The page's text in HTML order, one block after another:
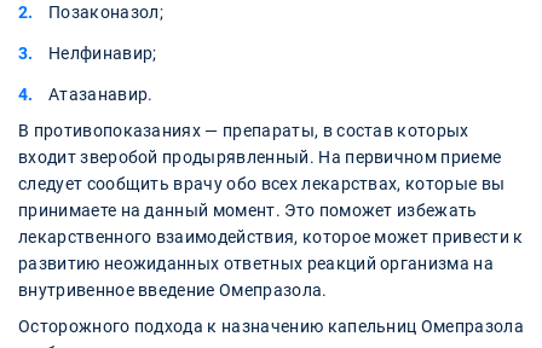
Позаконазол;
Нелфинавир;
Атазанавир.
В противопоказаниях — препараты, в состав которых
входит зверобой продырявленный. На первичном приеме
следует сообщить врачу обо всех лекарствах, которые вы
принимаете на данный момент. Это поможет избежать
лекарственного взаимодействия, которое может привести к
развитию неожиданных ответных реакций организма на
внутривенное введение Омепразола.
Осторожного подхода к назначению капельниц Омепразола